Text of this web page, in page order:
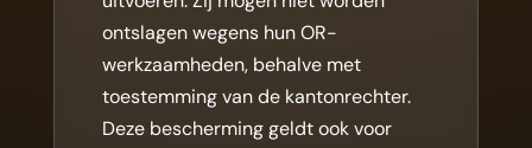
ontslagen wegens hun OR-
werkzaamheden, behalve met
toestemming van de kantonrechter.
Deze bescherming geldt ook voor